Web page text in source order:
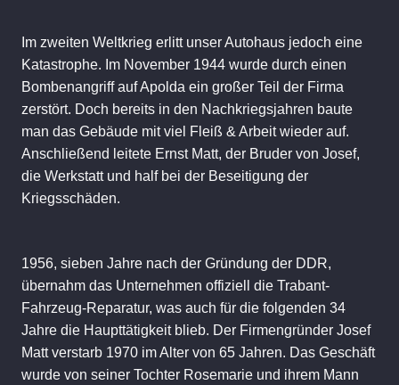
Im zweiten Weltkrieg erlitt unser Autohaus jedoch eine
Katastrophe. Im November 1944 wurde durch einen
Bombenangriff auf Apolda ein großer Teil der Firma
zerstört. Doch bereits in den Nachkriegsjahren baute
man das Gebäude mit viel Fleiß & Arbeit wieder auf.
Anschließend leitete Ernst Matt, der Bruder von Josef,
die Werkstatt und half bei der Beseitigung der
Kriegsschäden.
1956, sieben Jahre nach der Gründung der DDR,
übernahm das Unternehmen offiziell die Trabant-
Fahrzeug-Reparatur, was auch für die folgenden 34
Jahre die Haupttätigkeit blieb. Der Firmengründer Josef
Matt verstarb 1970 im Alter von 65 Jahren. Das Geschäft
wurde von seiner Tochter Rosemarie und ihrem Mann